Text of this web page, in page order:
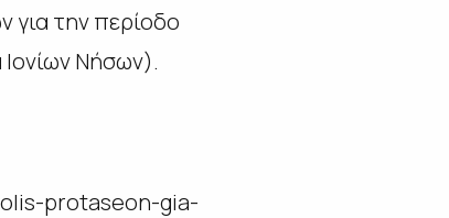
για την περίοδο
Ιονίων Νήσων).
protaseon-gia-